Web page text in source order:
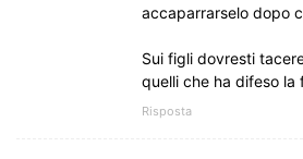
accaparrarselo dopo
Sui figli dovresti
quelli che ha difeso la
Risposta